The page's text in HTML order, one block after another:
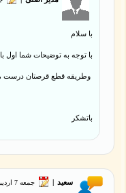
با سلام
با توجه به توضیحات شما اول
وطریقه قطع قرصتان درست
باتشکر
سعید جمعه 7 ارديبهشت 1397